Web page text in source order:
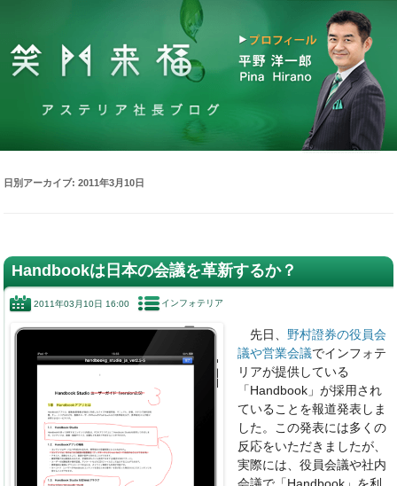
日別アーカイブ:2011年3月10日
Handbookは日本の会議を革新するか？
2011年03月10日 16:00 インフォテリア
先日、 野村證券の役員会
議や営業会議でインフォテ
リアが提供している
「Handbook」が採用され
ていることを報道発表しま
した。この発表には多くの
反応をいただきましたが、
実際には、役員会議や社内
会議で「Handbook」を利